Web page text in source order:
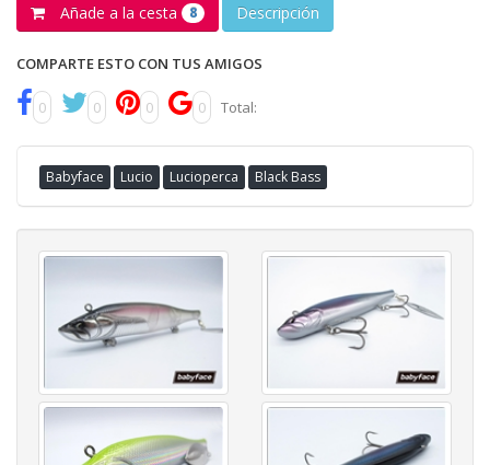
Añade a la cesta 8 Descripción
COMPARTE ESTO CON TUS AMIGOS
0 0 0 0 Total:
Babyface Lucio Lucioperca Black Bass